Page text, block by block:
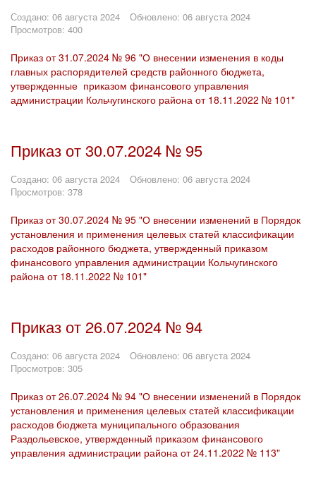
Создано: 06 августа 2024
Обновлено: 06 августа 2024
Просмотров: 400
Приказ от 31.07.2024 № 96 "О внесении изменения в коды
главных распорядителей средств районного бюджета,
утвержденные приказом финансового управления
администрации Кольчугинского района от 18.11.2022 № 101"
Приказ от 30.07.2024 № 95
Создано: 06 августа 2024
Обновлено: 06 августа 2024
Просмотров: 378
Приказ от 30.07.2024 № 95 "О внесении изменений в Порядок
установления и применения целевых статей классификации
расходов районного бюджета, утвержденный приказом
финансового управления администрации Кольчугинского
района от 18.11.2022 № 101"
Приказ от 26.07.2024 № 94
Создано: 06 августа 2024
Обновлено: 06 августа 2024
Просмотров: 305
Приказ от 26.07.2024 № 94 "О внесении изменений в Порядок
установления и применения целевых статей классификации
расходов бюджета муниципального образования
Раздольевское, утвержденный приказом финансового
управления администрации района от 24.11.2022 № 113"